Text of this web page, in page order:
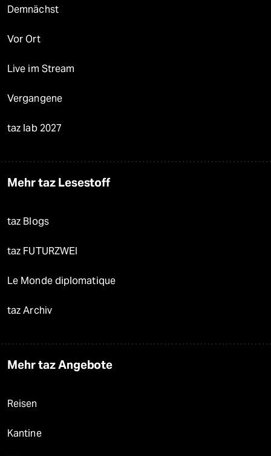
Demnächst
Vor Ort
Live im Stream
Vergangene
taz lab 2027
Mehr taz Lesestoff
taz Blogs
taz FUTURZWEI
Le Monde diplomatique
taz Archiv
Mehr taz Angebote
Reisen
Kantine